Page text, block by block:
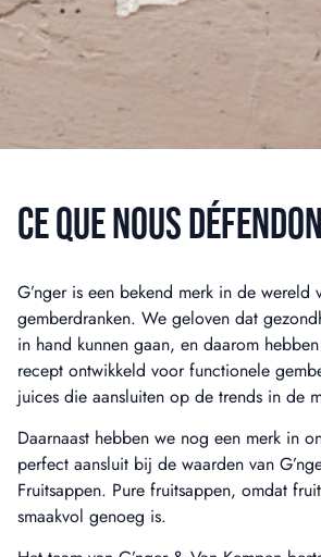
CE QUE NOUS
G’nger is een bekend merk in de wereld
gemberdranken. We geloven dat
in hand kunnen gaan, en daarom
recept ontwikkeld voor functionele
juices die aansluiten op de trends in de
Daarnaast hebben we nog een merk in
perfect aansluit bij de waarden van
Fruitsappen. Pure fruitsappen, omdat
smaakvol genoeg is.